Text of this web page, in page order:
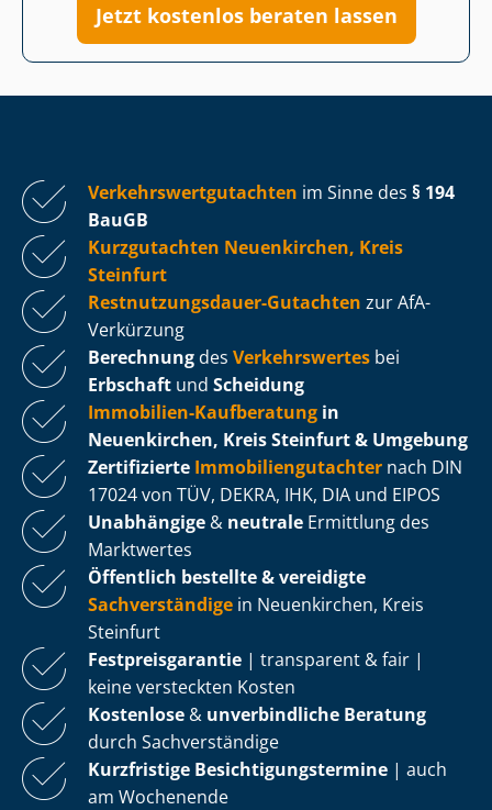
Jetzt kostenlos beraten lassen
Ver­kehrs­wert­gut­ach­ten im Sinne des § 194
BauGB
Kurzgutachten Neuenkirchen, Kreis
Steinfurt
Rest­nut­zungs­dau­er-Gutachten zur AfA-
Verkürzung
Berechnung des Verkehrswertes bei
Erbschaft und Scheidung
Immobilien-Kaufberatung in
Neuenkirchen, Kreis Steinfurt & Umgebung
Zertifizierte Im­mo­bi­li­en­gut­ach­ter nach DIN
17024 von TÜV, DEKRA, IHK, DIA und EIPOS
Unabhängige & neutrale Ermittlung des
Marktwertes
Öffentlich bestellte & vereidigte
Sachverständige in Neuenkirchen, Kreis
Steinfurt
Fest­preis­ga­ran­tie | transparent & fair |
keine versteckten Kosten
Kostenlose & unverbindliche Beratung
durch Sachverständige
Kurzfristige Be­sich­ti­gungs­ter­mi­ne | auch
am Wochenende